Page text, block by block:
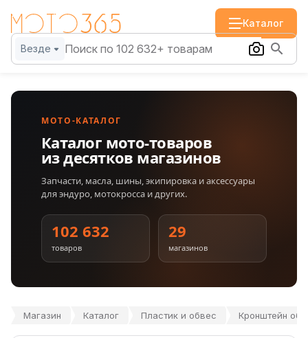
Каталог
Везде
МОТО-КАТАЛОГ
Каталог мото-товаров
из десятков магазинов
Запчасти, масла, шины, экипировка и аксессуары
для эндуро, мотокросса и других.
102 632
товаров
29
магазинов
Магазин Каталог Пластик и обвес Кронштейн